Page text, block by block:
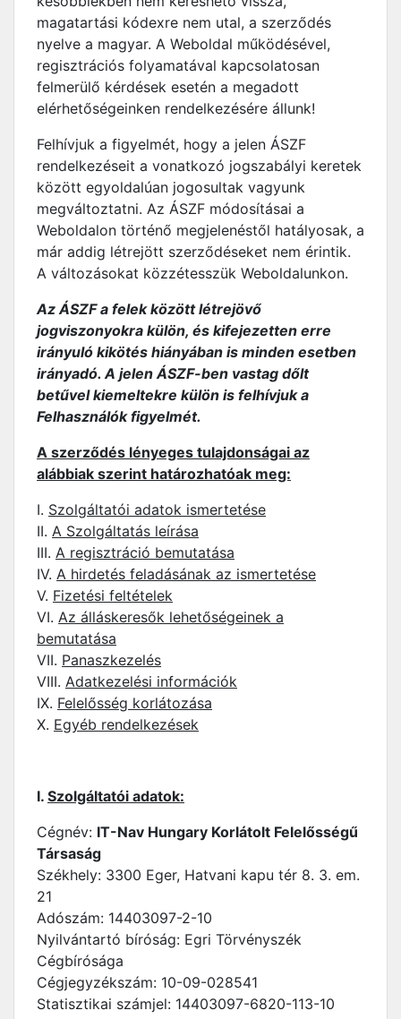
magatartási kódexre nem utal, a szerződés
nyelve a magyar. A Weboldal működésével,
regisztrációs folyamatával kapcsolatosan
felmerülő kérdések esetén a megadott
elérhetőségeinken rendelkezésére állunk!
Felhívjuk a figyelmét, hogy a jelen ÁSZF
rendelkezéseit a vonatkozó jogszabályi keretek
között egyoldalúan jogosultak vagyunk
megváltoztatni. Az ÁSZF módosításai a
Weboldalon történő megjelenéstől hatályosak, a
már addig létrejött szerződéseket nem érintik.
A változásokat közzétesszük Weboldalunkon.
Az ÁSZF a felek között létrejövő
jogviszonyokra külön, és kifejezetten erre
irányuló kikötés hiányában is minden esetben
irányadó. A jelen ÁSZF-ben vastag dőlt
betűvel kiemeltekre külön is felhívjuk a
Felhasználók figyelmét.
A szerződés lényeges tulajdonságai az
alábbiak szerint határozhatóak meg:
I. Szolgáltatói adatok ismertetése
II. A Szolgáltatás leírása
III. A regisztráció bemutatása
IV. A hirdetés feladásának az ismertetése
V. Fizetési feltételek
VI. Az álláskeresők lehetőségeinek a
bemutatása
VII. Panaszkezelés
VIII. Adatkezelési információk
IX. Felelősség korlátozása
X. Egyéb rendelkezések
I. Szolgáltatói adatok:
Cégnév: IT-Nav Hungary Korlátolt Felelősségű
Társaság
Székhely: 3300 Eger, Hatvani kapu tér 8. 3. em.
21
Adószám: 14403097-2-10
Nyilvántartó bíróság: Egri Törvényszék
Cégbírósága
Cégjegyzékszám: 10-09-028541
Statisztikai számjel: 14403097-6820-113-10